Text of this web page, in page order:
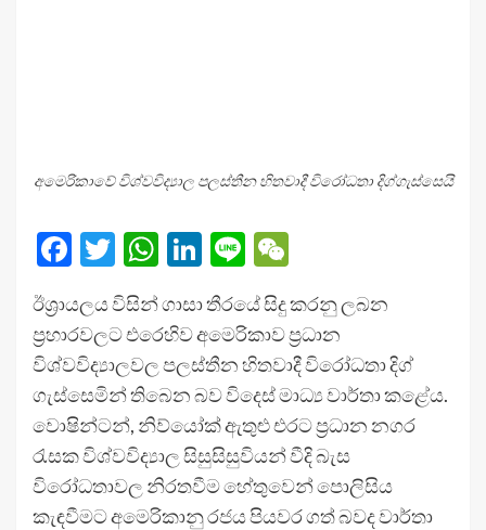
අමෙරිකාවේ විශ්වවිද්‍යාල පලස්තීන හිතවාදී විරෝධතා දිග්ගැස්සෙයි
Facebook
Twitter
WhatsApp
LinkedIn
Line
ඊශ්‍රායලය විසින් ගාසා තීරයේ සිදු කරනු ලබන
ප්‍රහාරවලට එරෙහිව අමෙරිකාව ප්‍රධාන
විශ්වවිද්‍යාලවල පලස්තීන හිතවාදී විරෝධතා දිග්
ගැස්සෙමින් තිබෙන බව විදෙස් මාධ්‍ය වාර්තා කළේය.
වොෂින්ටන්, නිව්යෝක් ඇතුළු එරට ප්‍රධාන නගර
රැසක විශ්වවිද්‍යාල සිසුසිසුවියන් වීදි බැස
විරෝධතාවල නිරතවීම හේතුවෙන් පොලිසිය
කැඳවීමට අමෙරිකානු රජය පියවර ගත් බවද වාර්තා